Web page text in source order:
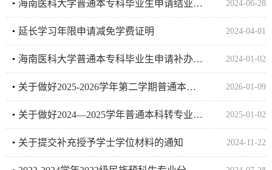
海南医科大学普通本专科毕业生申请结业换发毕业证操作流程图 2024-06-28
延长学习年限申请减免学费证明 2024-04-01
海南医科大学普通本专科毕业生申请补办毕业证明书流程图 2024-01-02
关于做好2025-2026学年第二学期普通本科转专业工作的通知 2026-01-09
关于做好2024—2025学年普通本科转专业工作的通知 2025-01-02
关于提交补充授予学士学位材料的通知 2024-11-22